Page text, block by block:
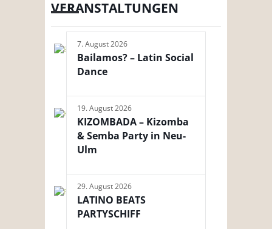
VERANSTALTUNGEN
7. August 2026
Bailamos? – Latin Social
Dance
19. August 2026
KIZOMBADA – Kizomba
& Semba Party in Neu-
Ulm
29. August 2026
LATINO BEATS
PARTYSCHIFF